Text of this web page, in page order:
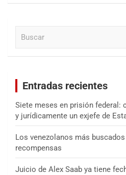
Entradas recientes
Siete meses en prisión federal:
y jurídicamente un exjefe de
Los venezolanos más
recompensas
Juicio de Alex Saab ya tiene